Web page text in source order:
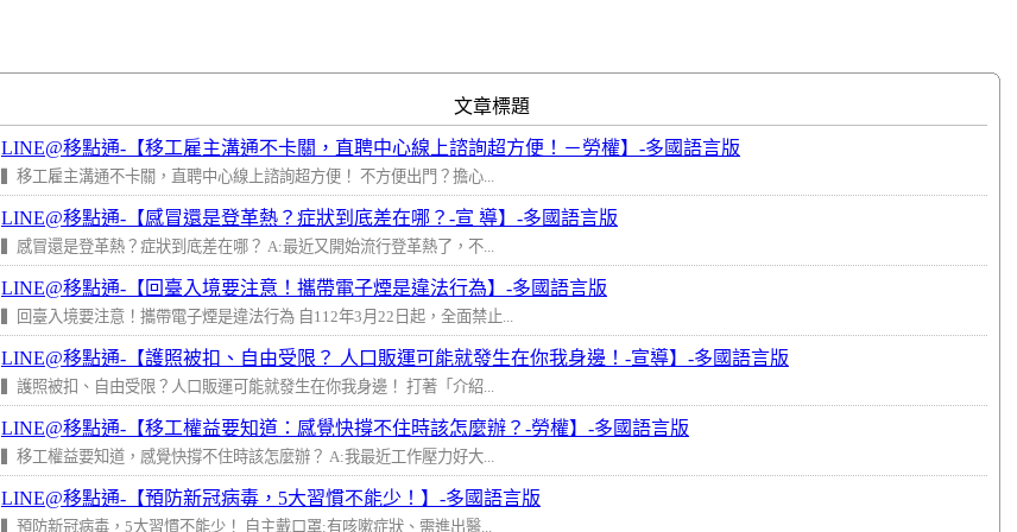
文章標題
LINE@移點通-【移工雇主溝通不卡關，直聘中心線上諮詢超方便！－勞權】-多國語言版
▍移工雇主溝通不卡關，直聘中心線上諮詢超方便！ 不方便出門？擔心...
LINE@移點通-【感冒還是登革熱？症狀到底差在哪？-宣 導】-多國語言版
▍感冒還是登革熱？症狀到底差在哪？ A:最近又開始流行登革熱了，不...
LINE@移點通-【回臺入境要注意！攜帶電子煙是違法行為】-多國語言版
▍回臺入境要注意！攜帶電子煙是違法行為 自112年3月22日起，全面禁止...
LINE@移點通-【護照被扣、自由受限？ 人口販運可能就發生在你我身邊！-宣導】-多國語言版
▍護照被扣、自由受限？人口販運可能就發生在你我身邊！ 打著「介紹...
LINE@移點通-【移工權益要知道：感覺快撐不住時該怎麼辦？-勞權】-多國語言版
▍移工權益要知道，感覺快撐不住時該怎麼辦？ A:我最近工作壓力好大...
LINE@移點通-【預防新冠病毒，5大習慣不能少！】-多國語言版
▍預防新冠病毒，5大習慣不能少！ 自主戴口罩:有咳嗽症狀、需進出醫...